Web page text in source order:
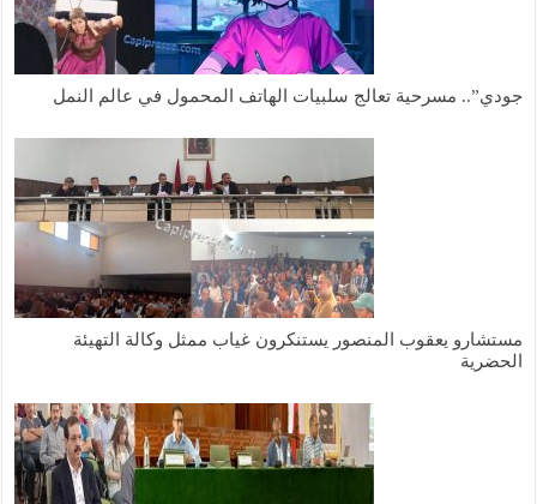
جودي”.. مسرحية تعالج سلبيات الهاتف المحمول في عالم النمل
مستشارو يعقوب المنصور يستنكرون غياب ممثل وكالة التهيئة
الحضرية